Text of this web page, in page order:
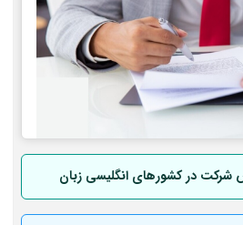
شرکت در کشورهای انگلیسی زبان